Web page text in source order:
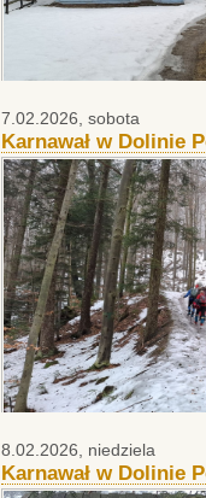
7.02.2026, sobota
Karnawał w Dolinie
8.02.2026, niedziela
Karnawał w Dolinie